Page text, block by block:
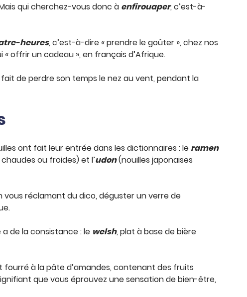
qui cherchez-vous donc à enfirouaper, c’est-à-
heures, c’est-à-dire « prendre le goûter », chez nos
offrir un cadeau », en français d’Afrique.
de perdre son temps le nez au vent, pendant la
ont fait leur entrée dans les dictionnaires : le ramen
ou froides) et l’udon(nouilles japonaises
vous réclamant du dico, déguster un verre de
de la consistance : le welsh, plat à base de bière
à la pâte d’amandes, contenant des fruits
que vous éprouvez une sensation de bien-être,